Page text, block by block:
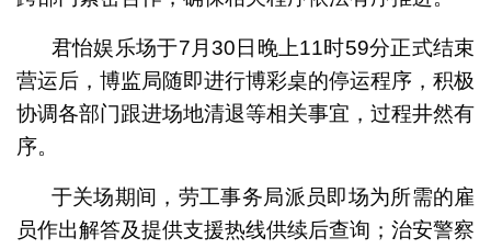
君怡娱乐场于7月30日晚上11时59分正式结束
营运后，博监局随即进行博彩桌的停运程序，积极
协调各部门跟进场地清退等相关事宜，过程井然有
序。
于关场期间，劳工事务局派员即场为所需的雇
员作出解答及提供支援热线供续后查询；治安警察